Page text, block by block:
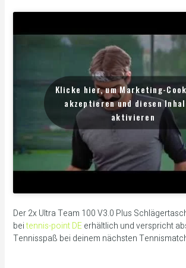
Klicke hier, um Marketing-
akzeptieren und diesen
aktivieren
Der 2x Ultra Team 100 V3.0 Plus
beitennis-point DEerhältlich und verspricht
Tennisspaß bei deinem nächsten